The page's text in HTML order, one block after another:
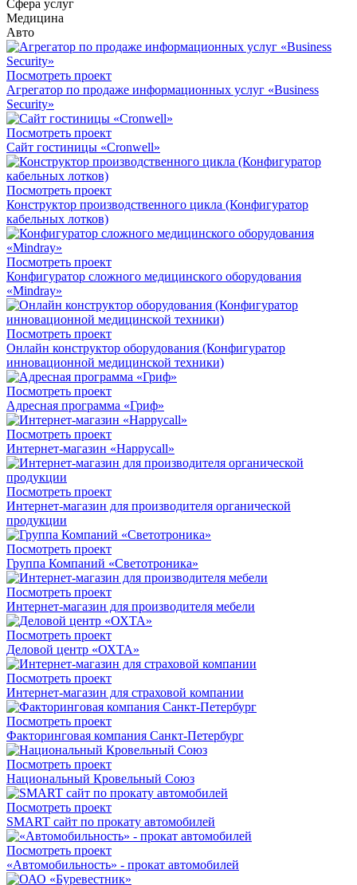
Сфера услуг
Медицина
Авто
Посмотреть проект
Агрегатор по продаже информационных услуг «Business
Security»
Посмотреть проект
Сайт гостиницы «Cronwell»
Посмотреть проект
Конструктор производственного цикла (Конфигуратор
кабельных лотков)
Посмотреть проект
Конфигуратор сложного медицинского оборудования
«Mindray»
Посмотреть проект
Онлайн конструктор оборудования (Конфигуратор
инновационной медицинской техники)
Посмотреть проект
Адресная программа «Гриф»
Посмотреть проект
Интернет-магазин «Happycall»
Посмотреть проект
Интернет-магазин для производителя органической
продукции
Посмотреть проект
Группа Компаний «Светотроника»
Посмотреть проект
Интернет-магазин для производителя мебели
Посмотреть проект
Деловой центр «ОХТА»
Посмотреть проект
Интернет-магазин для страховой компании
Посмотреть проект
Факторинговая компания Санкт-Петербург
Посмотреть проект
Национальный Кровельный Союз
Посмотреть проект
SMART сайт по прокату автомобилей
Посмотреть проект
«Автомобильность» - прокат автомобилей